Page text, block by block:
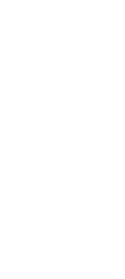
имеет более
шума и вибрации.
Commercial
линейки Greenworks
на частных участках.